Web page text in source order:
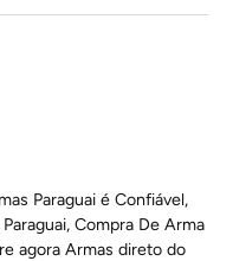
Paraguai é Confiável,
,Compra De Arma
agora Armas direto do